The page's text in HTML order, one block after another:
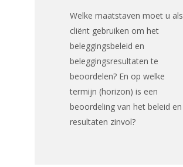
Welke maatstaven moet u als
cliënt gebruiken om het
beleggingsbeleid en
beleggingsresultaten te
beoordelen? En op welke
termijn (horizon) is een
beoordeling van het beleid en
resultaten zinvol?